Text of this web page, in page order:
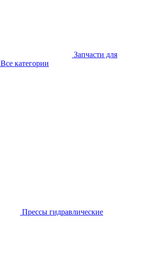
Запчасти для
Все категории
Прессы гидравлические